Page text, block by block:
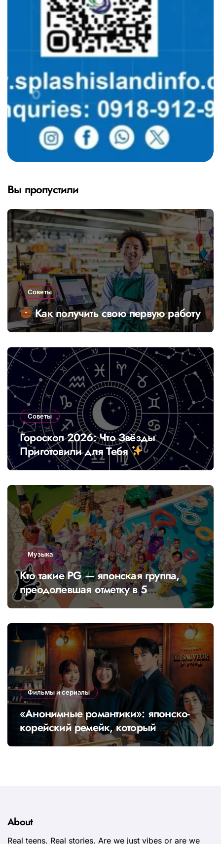
Вы пропустили
Советы
Как получить свою первую работу
Советы
Гороскоп 2026: Что Звёзды
Приготовили для Тебя
Музыка
Кто такие PG — японская группа,
преодолевшая отметку в 5
миллионов просмотров с «Banabana»
Фильмы и сериалы
«Анонимные романтики»: японско-
корейский ремейк, который
покоряет всю Азию
About
Real teens. Real stories. Are we just vibes or are we